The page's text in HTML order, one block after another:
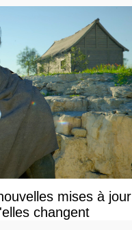
mises à jour
changent